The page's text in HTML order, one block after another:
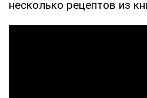
несколько рецептов из